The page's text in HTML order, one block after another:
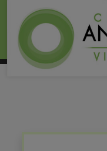
HOME
CONFERENZA SUL